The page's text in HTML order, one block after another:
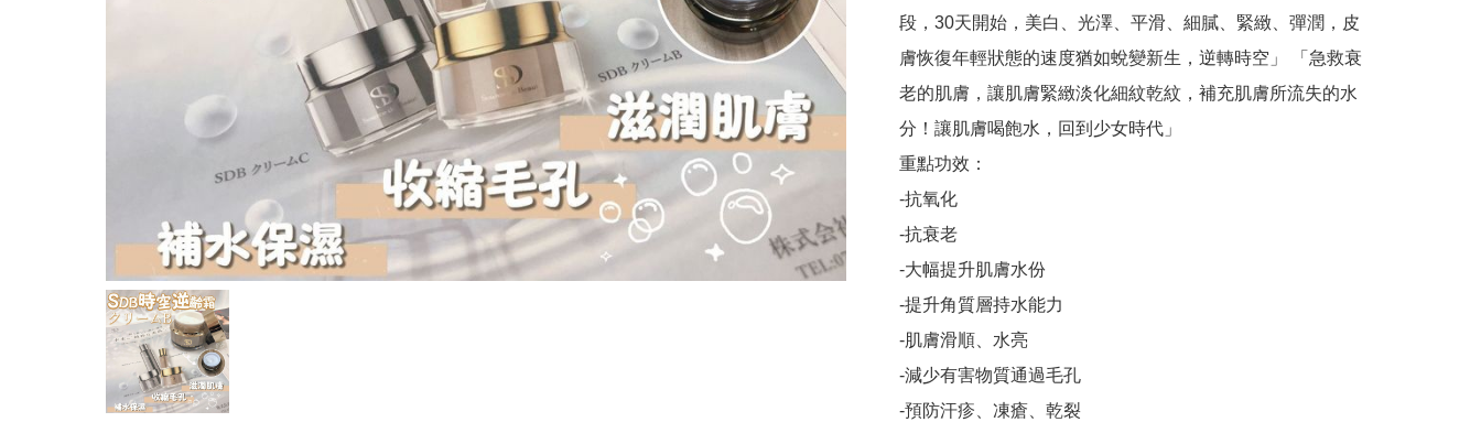
段，30天開始，美白、光澤、平滑、細膩、緊緻、彈潤，皮
膚恢復年輕狀態的速度猶如蛻變新生，逆轉時空」 「急救衰
老的肌膚，讓肌膚緊緻淡化細紋乾紋，補充肌膚所流失的水
分！讓肌膚喝飽水，回到少女時代」
重點功效：
-抗氧化
-抗衰老
-大幅提升肌膚水份
-提升角質層持水能力
-肌膚滑順、水亮
-減少有害物質通過毛孔
-預防汗疹、凍瘡、乾裂